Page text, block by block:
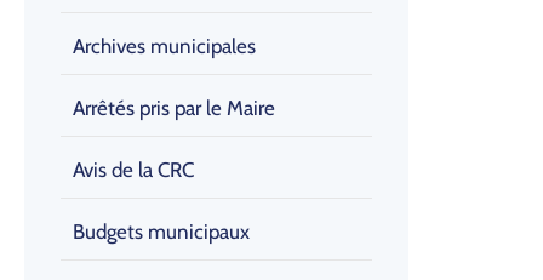
Archives municipales
Arrêtés pris par le Maire
Avis de la CRC
Budgets municipaux